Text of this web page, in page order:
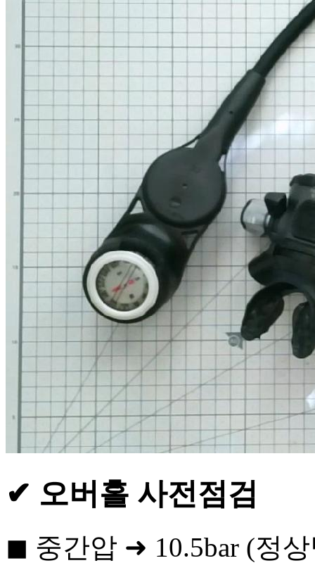
✔ 오버홀 사전점검
◼ 중간압 ➜ 10.5bar (정